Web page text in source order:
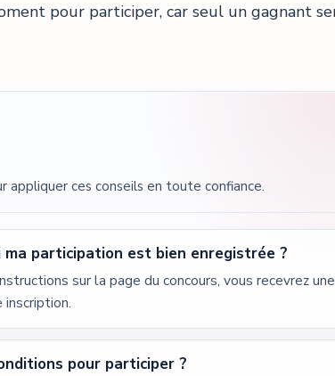
pour participer, car seul un gagnant
appliquer ces conseils en toute confiance.
ma participation est bien enregistrée ?
sur la page du concours, vous recevrez une
pour participer ?